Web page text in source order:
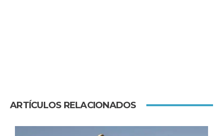
ARTÍCULOS RELACIONADOS